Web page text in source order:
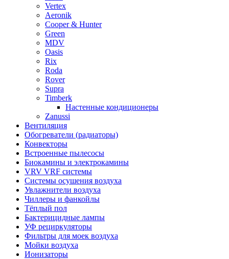
Vertex
Aeronik
Cooper & Hunter
Green
MDV
Oasis
Rix
Roda
Rover
Supra
Timberk
Настенные кондиционеры
Zanussi
Вентиляция
Обогреватели (радиаторы)
Конвекторы
Встроенные пылесосы
Биокамины и электрокамины
VRV VRF системы
Системы осушения воздуха
Увлажнители воздуха
Чиллеры и фанкойлы
Тёплый пол
Бактерицидные лампы
УФ рециркуляторы
Фильтры для моек воздуха
Мойки воздуха
Ионизаторы